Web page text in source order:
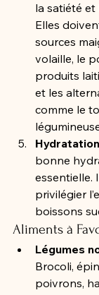
la satiété
Elles
sources
volaille, le
produits
et les
comme le
bonne
essentielle.
privilégier
boissons
Aliments à
Légumes
Brocoli,
poivrons,